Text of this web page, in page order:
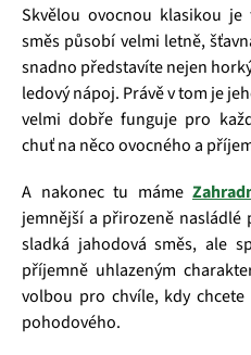
Skvělou ovocnou klasikou je
směs působí velmi letně,
snadno představíte nejen
ledový nápoj. Právě v tom je
velmi dobře funguje pro
chuť na něco ovocného a
A nakonec tu máme
jemnější a přirozeně
sladká jahodová směs, ale
příjemně uhlazeným
volbou pro chvíle, kdy
pohodového.